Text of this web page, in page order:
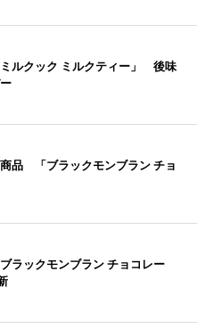
ルクック ミルクティー」 後味
品 「ブラックモンブラン チョ
ラックモンブラン チョコレー